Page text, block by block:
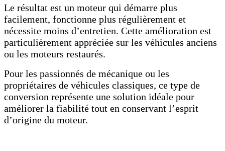
Le résultat est un moteur qui démarre plus
facilement, fonctionne plus régulièrement et
nécessite moins d’entretien. Cette amélioration est
particulièrement appréciée sur les véhicules anciens
ou les moteurs restaurés.
Pour les passionnés de mécanique ou les
propriétaires de véhicules classiques, ce type de
conversion représente une solution idéale pour
améliorer la fiabilité tout en conservant l’esprit
d’origine du moteur.